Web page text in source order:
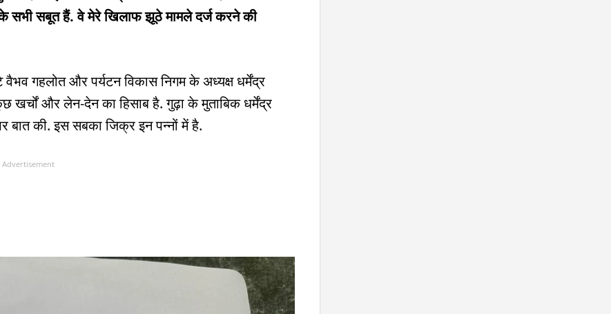
सभी सबूत हैं. वे मेरे खिलाफ झूठे मामले दर्ज करने की
गहलोत और पर्यटन विकास निगम के अध्यक्ष धर्मेंद्र
और लेन-देन का हिसाब है. गुढ़ा के मुताबिक धर्मेंद्र
बात की. इस सबका जिक्र इन पन्नों में है.
Advertisement